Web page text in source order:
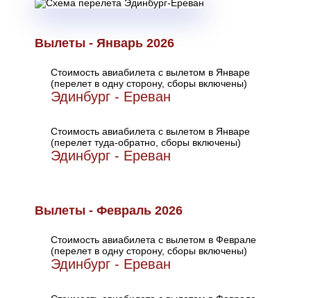
Вылеты - Январь 2026
Стоимость авиабилета с вылетом в Январе
(перелет в одну сторону, сборы включены)
Эдинбург - Ереван
Стоимость авиабилета с вылетом в Январе
(перелет туда-обратно, сборы включены)
Эдинбург - Ереван
Вылеты - Февраль 2026
Стоимость авиабилета с вылетом в Феврале
(перелет в одну сторону, сборы включены)
Эдинбург - Ереван